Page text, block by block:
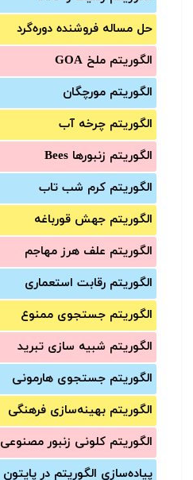
حل مساله فروشنده دوره‌گرد
الگوریتم ملخ GOA
الگوریتم مورچگان
الگوریتم چرخه آب
الگوریتم زنبورها Bees
الگوریتم کرم شب تاب
الگوریتم جهش قورباغه
الگوریتم علف هرز مهاجم
الگوریتم رقابت استعماری
الگوریتم جستجوی ممنوع
الگوریتم شبیه سازی تبرید
الگوریتم جستجوی هارمونی
الگوریتم بهینه‌سازی فرهنگی
الگوریتم کلونی زنبور مصنوعی
پیاده‌سازی الگوریتم در پایتون